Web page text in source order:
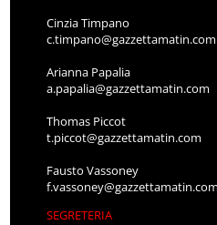
Cinzia Timpano
c.timpano@gazzettamatin.com
Arianna Papalia
a.papalia@gazzettamatin.com
Thomas Piccot
t.piccot@gazzettamatin.com
Fausto Vassoney
f.vassoney@gazzettamatin.com
SEGRETERIA